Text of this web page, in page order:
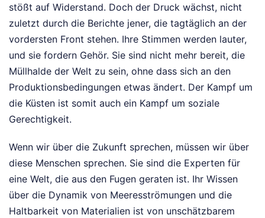
stößt auf Widerstand. Doch der Druck wächst, nicht
zuletzt durch die Berichte jener, die tagtäglich an der
vordersten Front stehen. Ihre Stimmen werden lauter,
und sie fordern Gehör. Sie sind nicht mehr bereit, die
Müllhalde der Welt zu sein, ohne dass sich an den
Produktionsbedingungen etwas ändert. Der Kampf um
die Küsten ist somit auch ein Kampf um soziale
Gerechtigkeit.
Wenn wir über die Zukunft sprechen, müssen wir über
diese Menschen sprechen. Sie sind die Experten für
eine Welt, die aus den Fugen geraten ist. Ihr Wissen
über die Dynamik von Meeresströmungen und die
Haltbarkeit von Materialien ist von unschätzbarem